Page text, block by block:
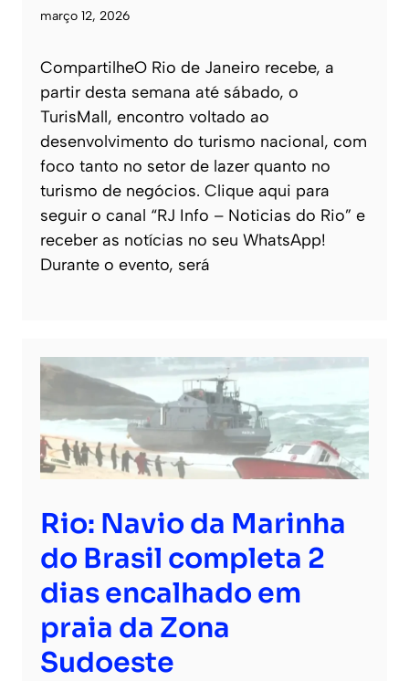
março 12, 2026
CompartilheO Rio de Janeiro recebe, a
partir desta semana até sábado, o
TurisMall, encontro voltado ao
desenvolvimento do turismo nacional, com
foco tanto no setor de lazer quanto no
turismo de negócios. Clique aqui para
seguir o canal “RJ Info – Noticias do Rio” e
receber as notícias no seu WhatsApp!
Durante o evento, será
Rio: Navio da Marinha
do Brasil completa 2
dias encalhado em
praia da Zona
Sudoeste